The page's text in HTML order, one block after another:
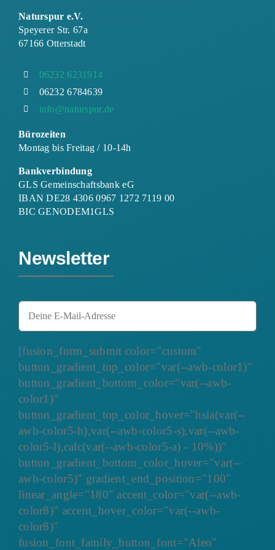
Naturspur e.V.
Speyerer Str. 67a
67166 Otterstadt
06232 6231914
06232 6784639
info@naturspur.de
Bürozeiten
Montag bis Freitag / 10-14h
Bankverbindung
GLS Gemeinschaftsbank eG
IBAN DE28 4306 0967 1272 7119 00
BIC GENODEM1GLS
Newsletter
[fusion_form_submit color="custom"
button_gradient_top_color="var(--awb-color1)"
button_gradient_bottom_color="var(--awb-
color1)"
button_gradient_top_color_hover="hsla(var(--
awb-color5-h),var(--awb-color5-s),var(--awb-
color5-l),calc(var(--awb-color5-a) - 10%))"
button_gradient_bottom_color_hover="var(--
awb-color5)" gradient_end_position="100"
linear_angle="180" accent_color="var(--awb-
color8)" accent_hover_color="var(--awb-
color8)"
fusion_font_family_button_font="Aleo"